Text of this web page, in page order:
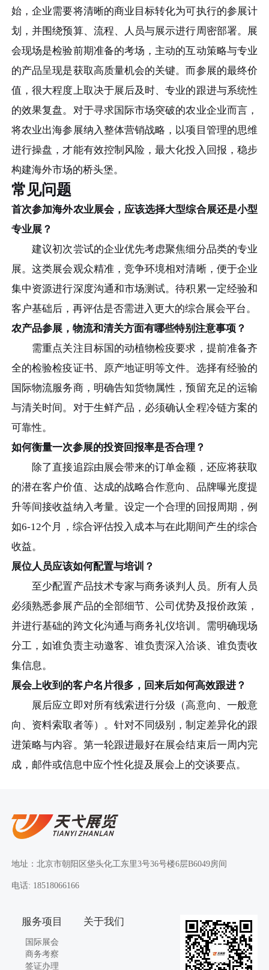
始，企业需要将清晰的商业目标转化为可执行的参展计
划，并围绕预算、流程、人员与展示进行周密部署。展
会现场是检验前期准备的考场，主动的互动策略与专业
的产品呈现是获取高质量机会的关键。而参展的最终价
值，很大程度上取决于展后及时、专业的跟进与系统性
的效果复盘。对于寻求国际市场突破的农业企业而言，
将农业出海参展纳入整体营销战略，以项目管理的思维
进行操盘，才能有效控制风险，最大化投入回报，稳步
构建海外市场的桥头堡。
常见问题
首次参加海外农业展会，应该选择大型综合展还是小型
专业展？
建议初次尝试的企业优先考虑聚焦细分品类的专业
展。这类展会观众精准，竞争环境相对清晰，便于企业
集中资源进行深度沟通和市场测试。待积累一定经验和
客户基础后，再评估是否需进入更大的综合展会平台。
农产品参展，物流和清关方面有哪些特别注意事项？
需重点关注目标国的动植物检疫要求，提前准备齐
全的检验检疫证书、原产地证明等文件。选择有经验的
国际物流服务商，明确告知货物属性，预留充足的运输
与清关时间。对于生鲜产品，必须确认全程冷链方案的
可靠性。
如何衡量一次参展的投资回报率是否合理？
除了直接追踪由展会带来的订单金额，还应将获取
的潜在客户价值、达成的战略合作意向、品牌曝光度提
升等间接收益纳入考量。设定一个合理的回报周期，例
如6-12个月，综合评估投入成本与在此期间产生的综合
收益。
展位人员应该如何配置与培训？
至少配置产品技术专家与商务谈判人员。所有人员
必须熟悉参展产品的全部细节、公司优势及报价政策，
并进行基础的跨文化沟通与商务礼仪培训。需明确现场
分工，如谁负责主动邀客、谁负责深入洽谈、谁负责收
集信息。
展会上收到的客户名片很多，回来后如何高效跟进？
展后应立即对所有线索进行分级（高意向、一般意
向、资料索取者等）。针对不同级别，制定差异化的跟
进策略与内容。第一轮跟进最好在展会结束后一周内完
成，邮件或信息中应个性化提及展会上的交谈要点。
地址：北京市朝阳区垡头化工东里3号36号楼6层B6049房间
电话: 18518066166
服务项目
国际展会
商务考察
签证办理
关于我们